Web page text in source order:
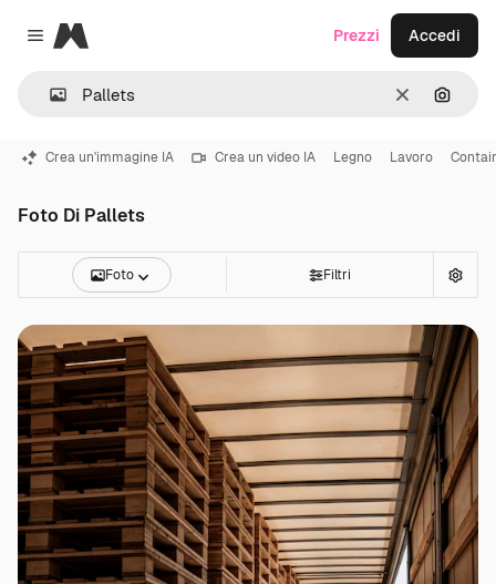
Close menu
Magnific
CancellaCerca
Prezzi Accedi
Crea un'immagine IA Crea un video IA Legno Lavoro
Foto Di Pallets
Foto Filtri